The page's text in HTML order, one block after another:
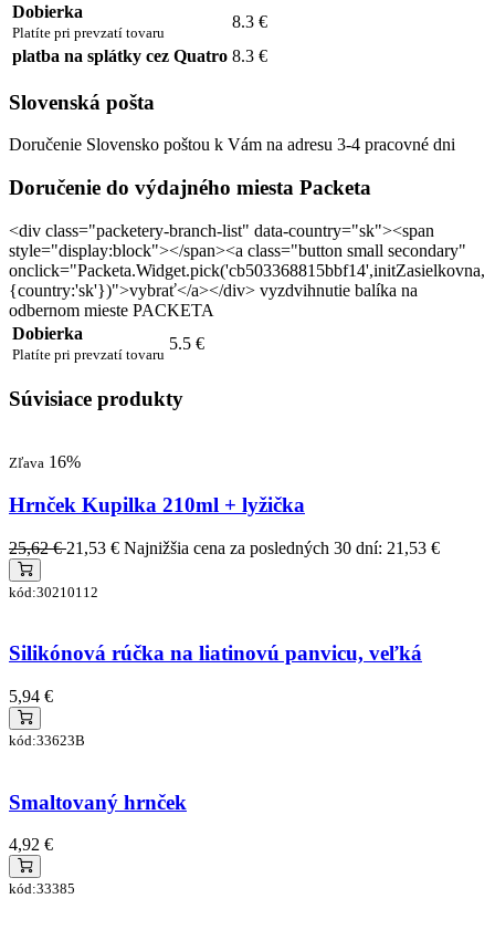
Dobierka
Platíte pri prevzatí tovaru
8.3 €
platba na splátky cez Quatro 8.3 €
Slovenská pošta
Doručenie Slovensko poštou k Vám na adresu 3-4 pracovné dni
Doručenie do výdajného miesta Packeta
<div class="packetery-branch-list" data-country="sk"><span
style="display:block"></span><a class="button small secondary"
onclick="Packeta.Widget.pick('cb503368815bbf14',initZasielkovna,
{country:'sk'})">vybrať</a></div> vyzdvihnutie balíka na
odbernom mieste PACKETA
Dobierka
Platíte pri prevzatí tovaru
5.5 €
Súvisiace produkty
Zľava 16%
Hrnček Kupilka 210ml + lyžička
25,62 €21,53 € Najnižšia cena za posledných 30 dní: 21,53 €
kód:30210112
Silikónová rúčka na liatinovú panvicu, veľká
5,94 €
kód:33623B
Smaltovaný hrnček
4,92 €
kód:33385